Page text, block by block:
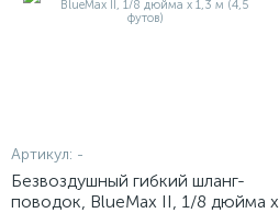
Артикул: -
Безвоздушный гибкий шланг-
поводок, BlueMax II, 1/8 дюйма x